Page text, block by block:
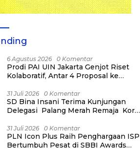
6 Agustus 2026 0 Komentar
Prodi PAI UIN Jakarta Genjot Riset
Kolaboratif, Antar 4 Proposal ke
31 Juli 2026 0 Komentar
SD Bina Insani Terima Kunjungan
Delegasi Palang Merah Remaja Korea
31 Juli 2026 0 Komentar
PLN Icon Plus Raih Penghargaan ISP
Bertumbuh Pesat di SBBI Awards